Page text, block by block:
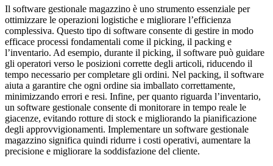
Il software gestionale magazzino è uno strumento essenziale per
ottimizzare le operazioni logistiche e migliorare l’efficienza
complessiva. Questo tipo di software consente di gestire in modo
efficace processi fondamentali come il picking, il packing e
l’inventario. Ad esempio, durante il picking, il software può guidare
gli operatori verso le posizioni corrette degli articoli, riducendo il
tempo necessario per completare gli ordini. Nel packing, il software
aiuta a garantire che ogni ordine sia imballato correttamente,
minimizzando errori e resi. Infine, per quanto riguarda l’inventario,
un software gestionale consente di monitorare in tempo reale le
giacenze, evitando rotture di stock e migliorando la pianificazione
degli approvvigionamenti. Implementare un software gestionale
magazzino significa quindi ridurre i costi operativi, aumentare la
precisione e migliorare la soddisfazione del cliente.